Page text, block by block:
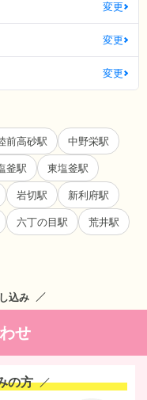
変更
変更
変更
前高砂駅 中野栄駅
釜駅 東塩釜駅
岩切駅 新利府駅
六丁の目駅 荒井駅
込み
せ
の方